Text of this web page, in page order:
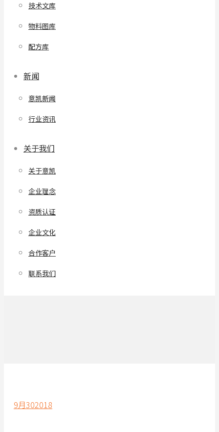
技术文库
物料图库
配方库
新闻
意凯新闻
行业资讯
关于我们
关于意凯
企业理念
资质认证
企业文化
合作客户
联系我们
9月302018